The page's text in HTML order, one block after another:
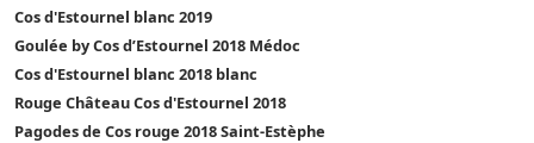
Cos d'Estournel blanc 2019
Goulée by Cos d’Estournel 2018 Médoc
Cos d'Estournel blanc 2018 blanc
Rouge Château Cos d'Estournel 2018
Pagodes de Cos rouge 2018 Saint-Estèphe